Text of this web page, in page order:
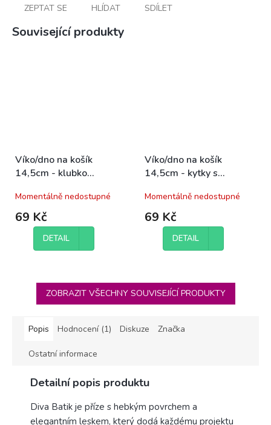
ZEPTAT SE HLÍDAT SDÍLET
Související produkty
Víko/dno na košík
14,5cm - klubko
Momentálně nedostupné
69 Kč
DETAIL
Víko/dno na košík
14,5cm - kytky s
Momentálně nedostupné
69 Kč
DETAIL
ZOBRAZIT VŠECHNY SOUVISEJÍCÍ PRODUKTY
Popis Hodnocení (1) Diskuze Značka
Ostatní informace
Detailní popis produktu
Diva Batik je příze s hebkým povrchem a
elegantním leskem, který dodá každému projektu